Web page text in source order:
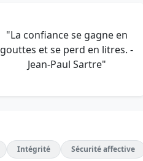
"La confiance se gagne en
gouttes et se perd en litres. -
Jean-Paul Sartre"
Intégrité
Sécurité affective